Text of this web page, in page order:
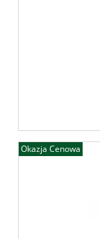
Okazja Cenowa